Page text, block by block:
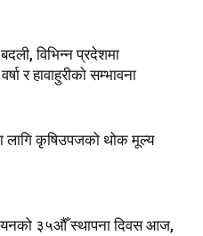
विभिन्न प्रदेशमा
र हावाहुरीको सम्भावना
कृषिउपजको थोक मूल्य
३५औँ स्थापना दिवस आज,